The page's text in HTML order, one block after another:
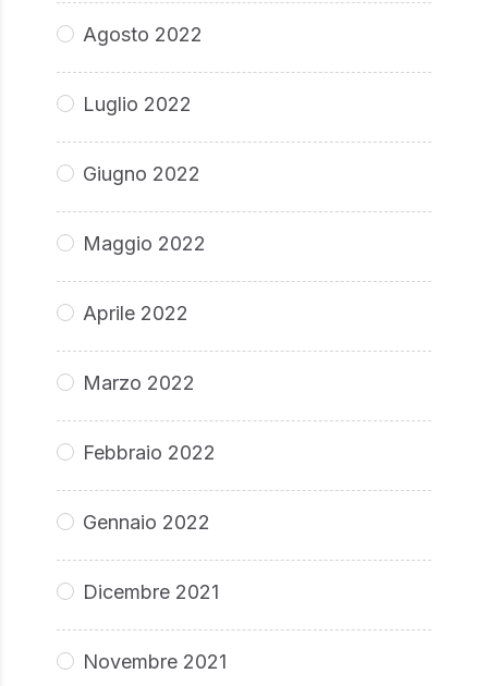
Agosto 2022
Luglio 2022
Giugno 2022
Maggio 2022
Aprile 2022
Marzo 2022
Febbraio 2022
Gennaio 2022
Dicembre 2021
Novembre 2021